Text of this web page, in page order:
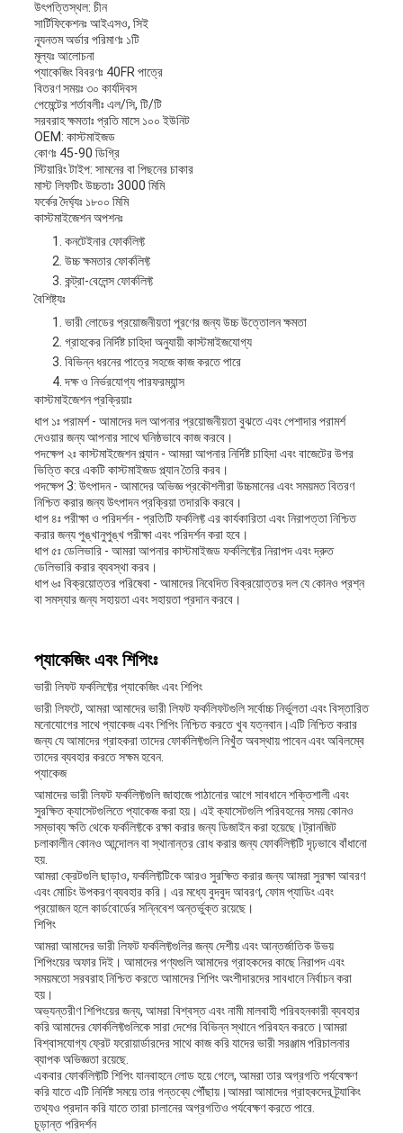
উৎপত্তিস্থল: চীন
সার্টিফিকেশনঃ আইএসও, সিই
ন্যূনতম অর্ডার পরিমাণঃ ১টি
মূল্যঃ আলোচনা
প্যাকেজিং বিবরণঃ 40FR পাত্রে
বিতরণ সময়ঃ ৩০ কার্যদিবস
পেমেন্টের শর্তাবলীঃ এল/সি, টি/টি
সরবরাহ ক্ষমতাঃ প্রতি মাসে ১০০ ইউনিট
OEM: কাস্টমাইজড
কোণঃ 45-90 ডিগ্রি
স্টিয়ারিং টাইপ: সামনের বা পিছনের চাকার
মাস্ট লিফটিং উচ্চতাঃ 3000 মিমি
ফর্কের দৈর্ঘ্যঃ ১৮০০ মিমি
কাস্টমাইজেশন অপশনঃ
কনটেইনার ফোর্কলিফ্ট
উচ্চ ক্ষমতার ফোর্কলিফ্ট
কন্ট্রা-বেলেন্স ফোর্কলিফ্ট
বৈশিষ্ট্যঃ
ভারী লোডের প্রয়োজনীয়তা পূরণের জন্য উচ্চ উত্তোলন ক্ষমতা
গ্রাহকের নির্দিষ্ট চাহিদা অনুযায়ী কাস্টমাইজযোগ্য
বিভিন্ন ধরনের পাত্রে সহজে কাজ করতে পারে
দক্ষ ও নির্ভরযোগ্য পারফরম্যান্স
কাস্টমাইজেশন প্রক্রিয়াঃ
ধাপ ১ঃ পরামর্শ - আমাদের দল আপনার প্রয়োজনীয়তা বুঝতে এবং পেশাদার পরামর্শ
দেওয়ার জন্য আপনার সাথে ঘনিষ্ঠভাবে কাজ করবে।
পদক্ষেপ ২ঃ কাস্টমাইজেশন প্ল্যান - আমরা আপনার নির্দিষ্ট চাহিদা এবং বাজেটের উপর
ভিত্তি করে একটি কাস্টমাইজড প্ল্যান তৈরি করব।
পদক্ষেপ 3: উৎপাদন - আমাদের অভিজ্ঞ প্রকৌশলীরা উচ্চমানের এবং সময়মত বিতরণ
নিশ্চিত করার জন্য উৎপাদন প্রক্রিয়া তদারকি করবে।
ধাপ ৪ঃ পরীক্ষা ও পরিদর্শন - প্রতিটি ফর্কলিফ্ট এর কার্যকারিতা এবং নিরাপত্তা নিশ্চিত
করার জন্য পুঙ্খানুপুঙ্খ পরীক্ষা এবং পরিদর্শন করা হবে।
ধাপ ৫ঃ ডেলিভারি - আমরা আপনার কাস্টমাইজড ফর্কলিফ্টের নিরাপদ এবং দ্রুত
ডেলিভারি করার ব্যবস্থা করব।
ধাপ ৬ঃ বিক্রয়োত্তর পরিষেবা - আমাদের নিবেদিত বিক্রয়োত্তর দল যে কোনও প্রশ্ন
বা সমস্যার জন্য সহায়তা এবং সহায়তা প্রদান করবে।
প্যাকেজিং এবং শিপিংঃ
ভারী লিফট ফর্কলিফ্টের প্যাকেজিং এবং শিপিং
ভারী লিফটে, আমরা আমাদের ভারী লিফট ফর্কলিফটগুলি সর্বোচ্চ নির্ভুলতা এবং বিস্তারিত
মনোযোগের সাথে প্যাকেজ এবং শিপিং নিশ্চিত করতে খুব যত্নবান।এটি নিশ্চিত করার
জন্য যে আমাদের গ্রাহকরা তাদের ফোর্কলিফ্টগুলি নিখুঁত অবস্থায় পাবেন এবং অবিলম্বে
তাদের ব্যবহার করতে সক্ষম হবেন.
প্যাকেজ
আমাদের ভারী লিফট ফর্কলিফ্টগুলি জাহাজে পাঠানোর আগে সাবধানে শক্তিশালী এবং
সুরক্ষিত ক্যাসেটগুলিতে প্যাকেজ করা হয়। এই ক্যাসেটগুলি পরিবহনের সময় কোনও
সম্ভাব্য ক্ষতি থেকে ফর্কলিফ্টকে রক্ষা করার জন্য ডিজাইন করা হয়েছে।ট্রানজিট
চলাকালীন কোনও আন্দোলন বা স্থানান্তর রোধ করার জন্য ফোর্কলিফ্টটি দৃঢ়ভাবে বাঁধানো
হয়.
আমরা ক্রেটগুলি ছাড়াও, ফর্কলিফ্টটিকে আরও সুরক্ষিত করার জন্য আমরা সুরক্ষা আবরণ
এবং মোচিং উপকরণ ব্যবহার করি। এর মধ্যে বুদবুদ আবরণ, ফোম প্যাডিং এবং
প্রয়োজন হলে কার্ডবোর্ডের সন্নিবেশ অন্তর্ভুক্ত রয়েছে।
শিপিং
আমরা আমাদের ভারী লিফট ফর্কলিফ্টগুলির জন্য দেশীয় এবং আন্তর্জাতিক উভয়
শিপিংয়ের অফার দিই। আমাদের পণ্যগুলি আমাদের গ্রাহকদের কাছে নিরাপদ এবং
সময়মতো সরবরাহ নিশ্চিত করতে আমাদের শিপিং অংশীদারদের সাবধানে নির্বাচন করা
হয়।
অভ্যন্তরীণ শিপিংয়ের জন্য, আমরা বিশ্বস্ত এবং নামী মালবাহী পরিবহনকারী ব্যবহার
করি আমাদের ফোর্কলিফ্টগুলিকে সারা দেশের বিভিন্ন স্থানে পরিবহন করতে।আমরা
বিশ্বাসযোগ্য ফ্রেট ফরোয়ার্ডারদের সাথে কাজ করি যাদের ভারী সরঞ্জাম পরিচালনার
ব্যাপক অভিজ্ঞতা রয়েছে.
একবার ফোর্কলিফ্টটি শিপিং যানবাহনে লোড হয়ে গেলে, আমরা তার অগ্রগতি পর্যবেক্ষণ
করি যাতে এটি নির্দিষ্ট সময়ে তার গন্তব্যে পৌঁছায়।আমরা আমাদের গ্রাহকদের ট্র্যাকিং
তথ্যও প্রদান করি যাতে তারা চালানের অগ্রগতিও পর্যবেক্ষণ করতে পারে.
চূড়ান্ত পরিদর্শন